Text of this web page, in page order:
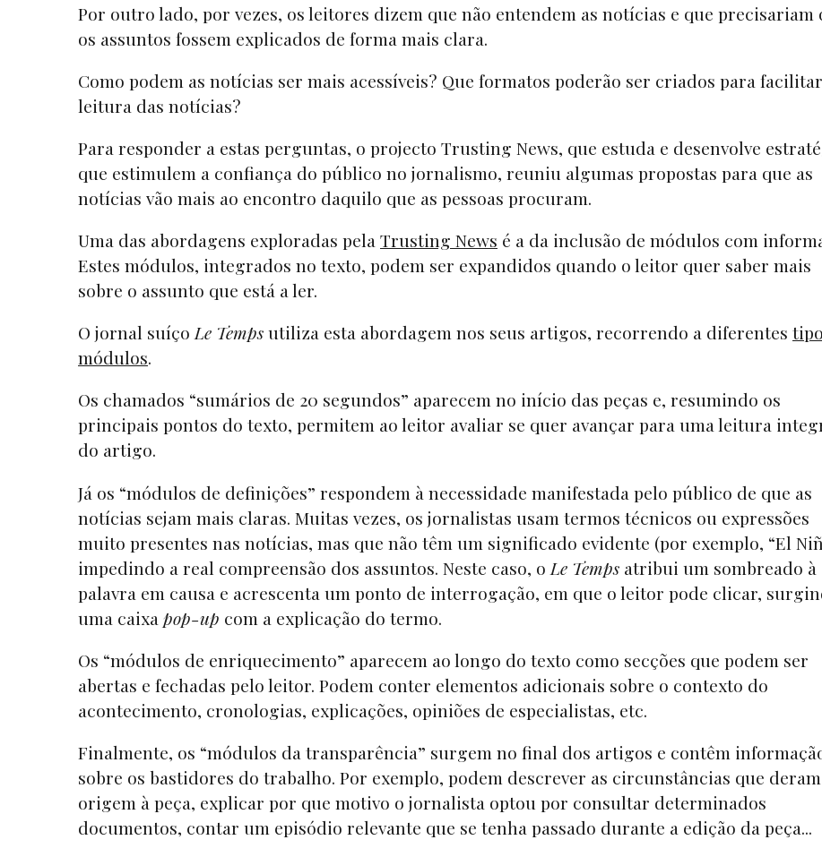
Por outro lado, por vezes, os leitores dizem que não entendem as notícias e que precisariam
os assuntos fossem explicados de forma mais clara.
Como podem as notícias ser mais acessíveis? Que formatos poderão ser criados para
leitura das notícias?
Para responder a estas perguntas, o projecto Trusting News, que estuda e desenvolve
que estimulem a confiança do público no jornalismo, reuniu algumas propostas para que as
notícias vão mais ao encontro daquilo que as pessoas procuram.
Uma das abordagens exploradas pela Trusting News é a da inclusão de módulos com
Estes módulos, integrados no texto, podem ser expandidos quando o leitor quer saber mais
sobre o assunto que está a ler.
O jornal suíçoLe Tempsutiliza esta abordagem nos seus artigos, recorrendo a diferentes
módulos.
Os chamados “sumários de 20 segundos” aparecem no início das peças e, resumindo os
principais pontos do texto, permitem ao leitor avaliar se quer avançar para uma leitura
do artigo.
Já os “módulos de definições” respondem à necessidade manifestada pelo público de que as
notícias sejam mais claras. Muitas vezes, os jornalistas usam termos técnicos ou expressões
muito presentes nas notícias, mas que não têm um significado evidente (por exemplo, “El
impedindo a real compreensão dos assuntos. Neste caso, o Le Temps atribui um sombreado à
palavra em causa e acrescenta um ponto de interrogação, em que o leitor pode clicar,
uma caixa pop-up com a explicação do termo.
Os “módulos de enriquecimento” aparecem ao longo do texto como secções que podem ser
abertas e fechadas pelo leitor. Podem conter elementos adicionais sobre o contexto do
acontecimento, cronologias, explicações, opiniões de especialistas, etc.
Finalmente, os “módulos da transparência” surgem no final dos artigos e contêm
sobre os bastidores do trabalho. Por exemplo, podem descrever as circunstâncias que deram
origem à peça, explicar por que motivo o jornalista optou por consultar determinados
documentos, contar um episódio relevante que se tenha passado durante a edição da peça...